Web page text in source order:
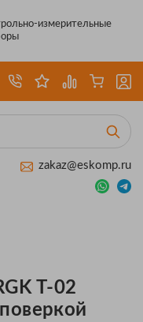
измерительные
zakaz@eskomp.ru
T-02